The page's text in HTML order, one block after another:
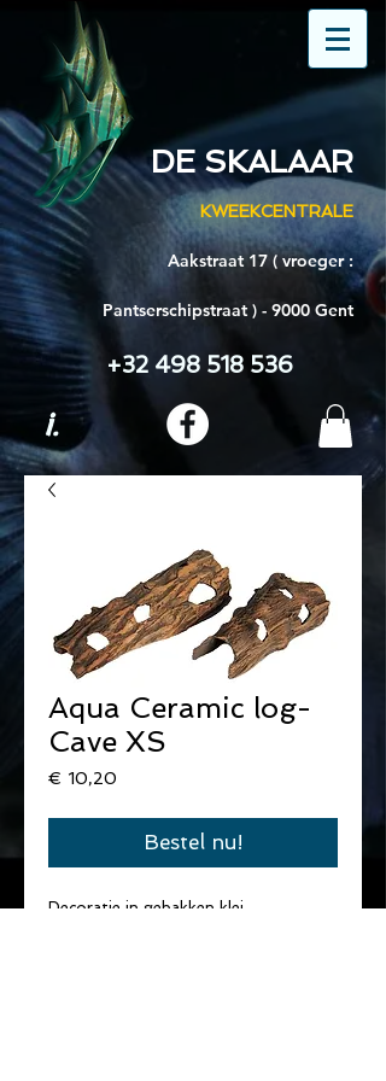
DE SKALAAR
KWEEKCENTRALE
Aakstraat 17 ( vroeger :
Pantserschipstraat ) - 9000 Gent
+32 498 518 536
i.
Aqua Ceramic log-
Cave XS
€ 10,20
Bestel nu!
Decoratie in gebakken klei.